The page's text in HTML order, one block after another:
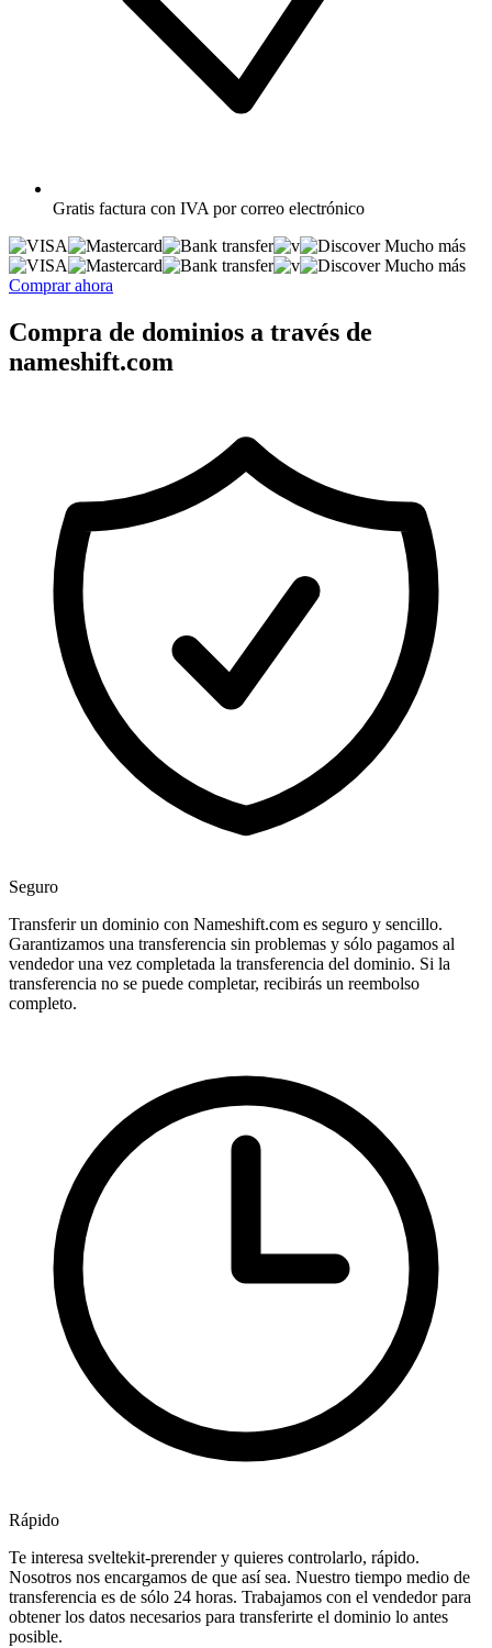
Gratis factura con IVA por correo electrónico
Mucho más
Mucho más
Comprar ahora
Compra de dominios a través de
nameshift.com
Seguro
Transferir un dominio con Nameshift.com es seguro y sencillo.
Garantizamos una transferencia sin problemas y sólo pagamos al
vendedor una vez completada la transferencia del dominio. Si la
transferencia no se puede completar, recibirás un reembolso
completo.
Rápido
Te interesa sveltekit-prerender y quieres controlarlo, rápido.
Nosotros nos encargamos de que así sea. Nuestro tiempo medio de
transferencia es de sólo 24 horas. Trabajamos con el vendedor para
obtener los datos necesarios para transferirte el dominio lo antes
posible.